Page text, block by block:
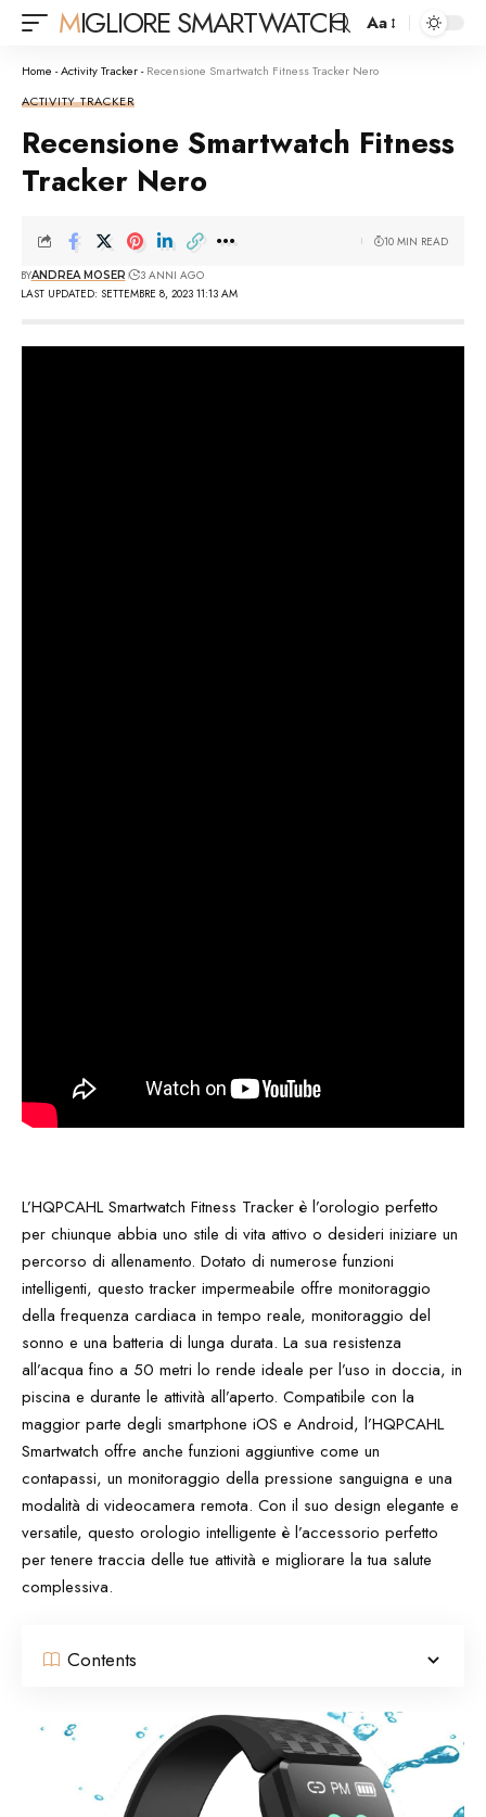
MIGLIORE SMARTWATCH
Font
Aa
Home -Activity Tracker-Recensione Smartwatch Fitness Tracker Nero
ACTIVITY TRACKER
Recensione Smartwatch Fitness
Tracker Nero
LAST UPDATED: SETTEMBRE 8, 2023 11:13 AM
BYANDREA MOSER 3 ANNI AGO
10 MIN READ
L’HQPCAHL Smartwatch Fitness Tracker è l’orologio perfetto
per chiunque abbia uno stile di vita attivo o desideri iniziare un
percorso di allenamento. Dotato di numerose funzioni
intelligenti, questo tracker impermeabile offre monitoraggio
della frequenza cardiaca in tempo reale, monitoraggio del
sonno e una batteria di lunga durata. La sua resistenza
all’acqua fino a 50 metri lo rende ideale per l’uso in doccia, in
piscina e durante le attività all’aperto. Compatibile con la
maggior parte degli smartphone iOS e Android, l’HQPCAHL
Smartwatch offre anche funzioni aggiuntive come un
contapassi, un monitoraggio della pressione sanguigna e una
modalità di videocamera remota. Con il suo design elegante e
versatile, questo orologio intelligente è l’accessorio perfetto
per tenere traccia delle tue attività e migliorare la tua salute
complessiva.
Contents